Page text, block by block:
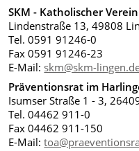
SKM - Katholischer
Lindenstraße 13, 49808
Tel. 0591 91246-0
Fax 0591 91246-23
E-Mail: skm@skm-
Präventionsrat im
Isumser Straße 1 - 3,
Tel. 04462 911-0
Fax 04462 911-150
E-Mail: